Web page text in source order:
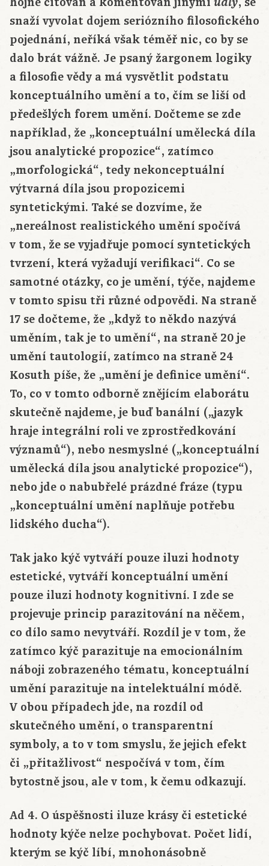
snaží vyvolat dojem seriózního filosofického
pojednání, neříká však téměř nic, co by se
dalo brát vážně. Je psaný žargonem logiky
a filosofie vědy a má vysvětlit podstatu
konceptuálního umění a to, čím se liší od
předešlých forem umění. Dočteme se zde
například, že „konceptuální umělecká díla
jsou analytické propozice“, zatímco
„morfologická“, tedy nekonceptuální
výtvarná díla jsou propozicemi
syntetickými. Také se dozvíme, že
„nereálnost realistického umění spočívá
v tom, že se vyjadřuje pomocí syntetických
tvrzení, která vyžadují verifikaci“. Co se
samotné otázky, co je umění, týče, najdeme
v tomto spisu tři různé odpovědi. Na straně
17 se dočteme, že „když to někdo nazývá
uměním, tak je to umění“, na straně 20 je
umění tautologií, zatímco na straně 24
Kosuth píše, že „umění je definice umění“.
To, co v tomto odborně znějícím elaborátu
skutečně najdeme, je buď banální („jazyk
hraje integrální roli ve zprostředkování
významů“), nebo nesmyslné („konceptuální
umělecká díla jsou analytické propozice“),
nebo jde o nabubřelé prázdné fráze (typu
„konceptuální umění naplňuje potřebu
lidského ducha“).
Tak jako kýč vytváří pouze iluzi hodnoty
estetické, vytváří konceptuální umění
pouze iluzi hodnoty kognitivní. I zde se
projevuje princip parazitování na něčem,
co dílo samo nevytváří. Rozdíl je v tom, že
zatímco kýč parazituje na emocionálním
náboji zobrazeného tématu, konceptuální
umění parazituje na intelektuální módě.
V obou případech jde, na rozdíl od
skutečného umění, o transparentní
symboly, a to v tom smyslu, že jejich efekt
či „přitažlivost“ nespočívá v tom, čím
bytostně jsou, ale v tom, k čemu odkazují.
Ad 4. O úspěšnosti iluze krásy či estetické
hodnoty kýče nelze pochybovat. Počet lidí,
kterým se kýč líbí, mnohonásobně